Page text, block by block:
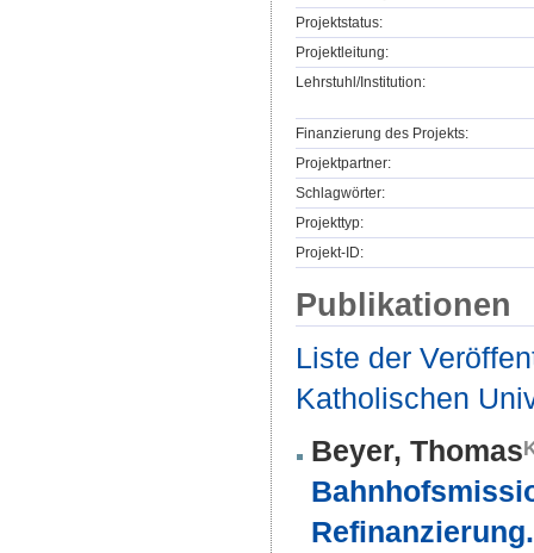
Projektstatus:
Projektleitung:
Lehrstuhl/Institution:
Finanzierung des Projekts:
Projektpartner:
Schlagwörter:
Projekttyp:
Projekt-ID:
Publikationen
Liste der
Katholischen
Beyer, Thomas
Refinanzierung.